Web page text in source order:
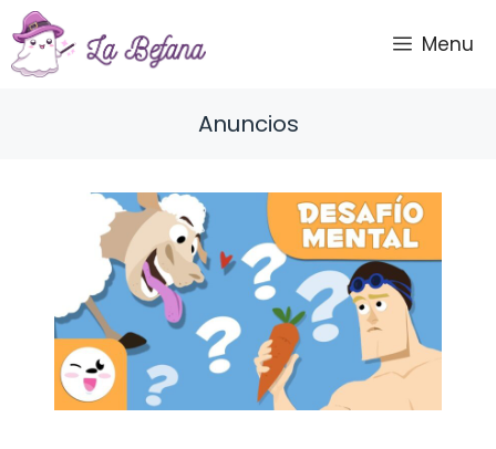
Saltar
al
contenido
Menu
Anuncios